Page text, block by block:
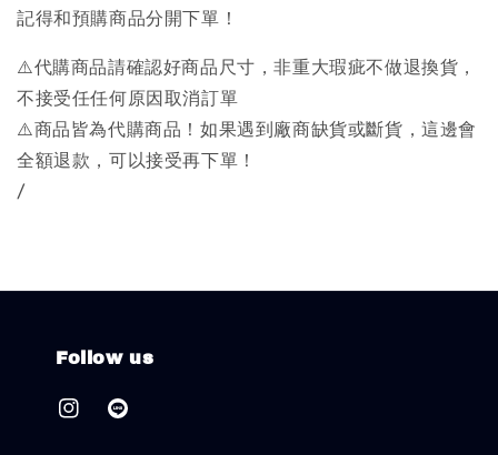
記得和預購商品分開下單！
⚠️代購商品請確認好商品尺寸，非重大瑕疵不做退換貨，
不接受任任何原因取消訂單
⚠️商品皆為代購商品！如果遇到廠商缺貨或斷貨，這邊會
全額退款，可以接受再下單！
/
Follow us